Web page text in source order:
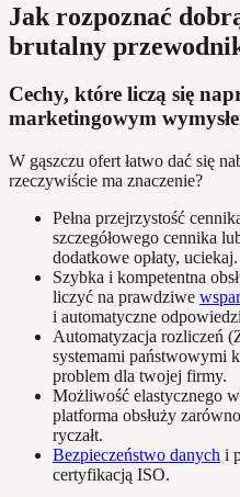
Jak rozpoznać
brutalny
Cechy, które liczą się
marketingowym
W gąszczu ofert łatwo dać się
rzeczywiście ma znaczenie?
Pełna przejrzystość
szczegółowego cennika
dodatkowe opłaty, uciekaj.
Szybka i kompetentna
liczyć na prawdziwe
i automatyczne
Automatyzacja rozliczeń
systemami państwowymi
problem dla twojej firmy.
Możliwość elastycznego
platforma obsłuży
ryczałt.
Bezpieczeństwo danych i
certyfikacją ISO.